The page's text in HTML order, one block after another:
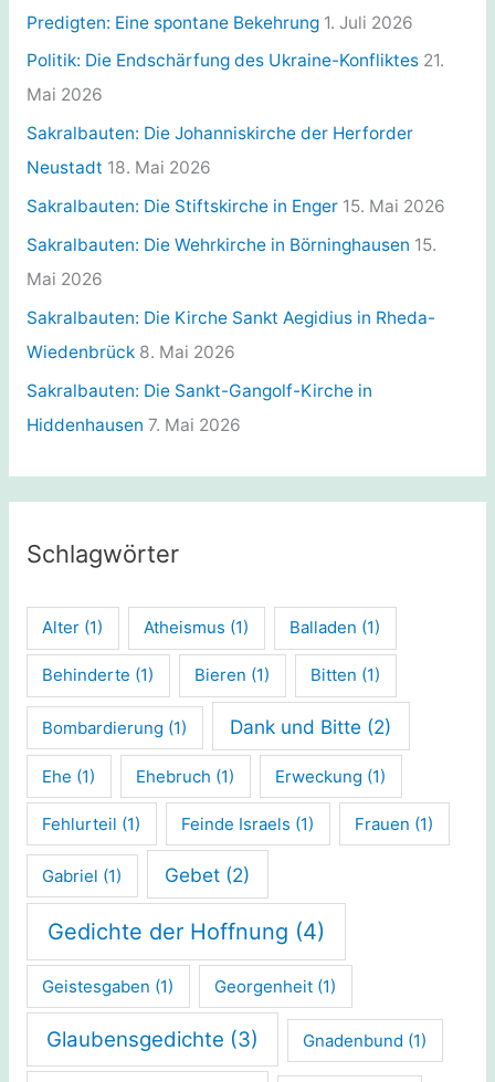
r
i
e
n
Predigten: Eine spontane Bekehrung 1. Juli 2026
Politik: Die Endschärfung des Ukraine-Konfliktes 21.
Mai 2026
Sakralbauten: Die Johanniskirche der Herforder
Neustadt 18. Mai 2026
Sakralbauten: Die Stiftskirche in Enger 15. Mai 2026
Sakralbauten: Die Wehrkirche in Börninghausen 15.
Mai 2026
Sakralbauten: Die Kirche Sankt Aegidius in Rheda-
Wiedenbrück 8. Mai 2026
Sakralbauten: Die Sankt-Gangolf-Kirche in
Hiddenhausen 7. Mai 2026
Schlagwörter
Alter (1) Atheismus (1) Balladen (1)
Behinderte (1) Bieren (1) Bitten (1)
Bombardierung (1) Dank und Bitte (2)
Ehe (1) Ehebruch (1) Erweckung (1)
Fehlurteil (1) Feinde Israels (1) Frauen (1)
Gabriel (1) Gebet (2)
Gedichte der Hoffnung (4)
Geistesgaben (1) Georgenheit (1)
Glaubensgedichte (3) Gnadenbund (1)